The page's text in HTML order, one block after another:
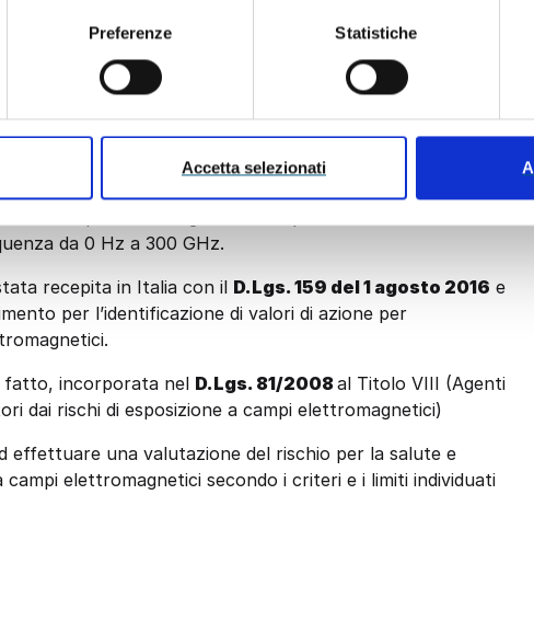
Preferenze Statistiche
Accetta selezionati
2013, che ha abrogato la precedente Direttiva
sicurezza e di salute relative all’esposizione dei
(campi elettromagnetici) con particolare riferimento
da 0 Hz a 300 GHz.
recepita in Italia con il D.Lgs. 159 del 1 agosto 2016 e
per l’identificazione di valori di azione per
fatto, incorporata nel D.Lgs. 81/2008al Titolo VIII (Agenti
dai rischi di esposizione a campi elettromagnetici)
una valutazione del rischio per la salute e
elettromagnetici secondo i criteri e i limiti individuati